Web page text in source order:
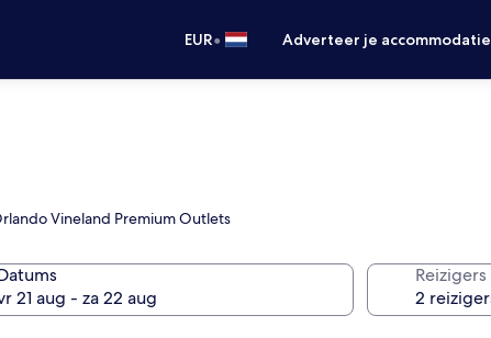
EUR• Adverteer je accommodatie
Vineland Premium Outlets
Reizigers